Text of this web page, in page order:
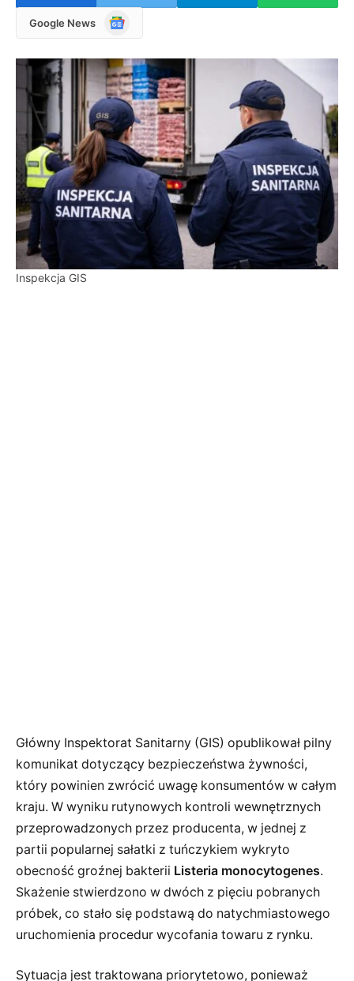
Google News
Google
Inspekcja GIS
Główny Inspektorat Sanitarny (GIS) opublikował pilny
komunikat dotyczący bezpieczeństwa żywności,
który powinien zwrócić uwagę konsumentów w całym
kraju. W wyniku rutynowych kontroli wewnętrznych
przeprowadzonych przez producenta, w jednej z
partii popularnej sałatki z tuńczykiem wykryto
obecność groźnej bakterii Listeria monocytogenes.
Skażenie stwierdzono w dwóch z pięciu pobranych
próbek, co stało się podstawą do natychmiastowego
uruchomienia procedur wycofania towaru z rynku.
Sytuacja jest traktowana priorytetowo, ponieważ